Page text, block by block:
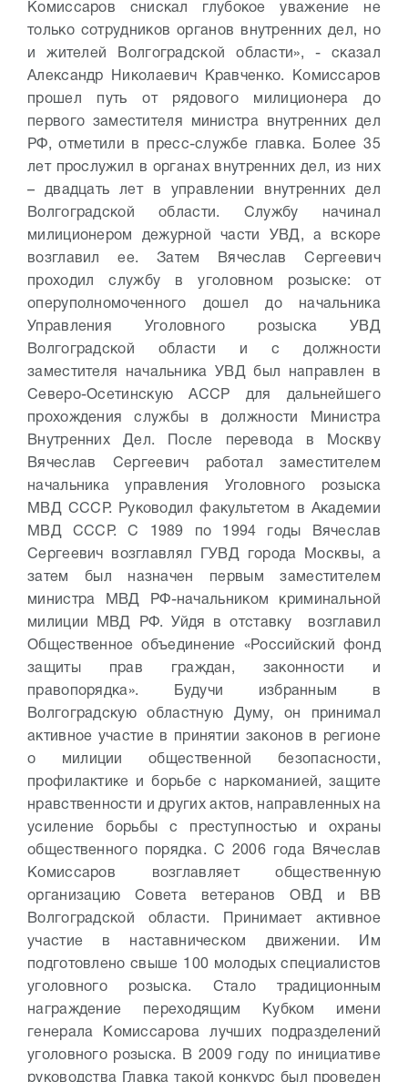
Комиссаров снискал глубокое уважение не
только сотрудников органов внутренних дел, но
и жителей Волгоградской области», - сказал
Александр Николаевич Кравченко.
Комиссаров
прошел путь от рядового милиционера до
первого заместителя министра внутренних дел
РФ, отметили в пресс-службе главка. Более 35
лет прослужил в органах внутренних дел, из них
– двадцать лет в управлении внутренних дел
Волгоградской области. Службу начинал
милиционером дежурной части УВД, а вскоре
возглавил ее. Затем Вячеслав Сергеевич
проходил службу в уголовном розыске: от
оперуполномоченного дошел до начальника
Управления Уголовного розыска УВД
Волгоградской области и с должности
заместителя начальника УВД был направлен в
Северо-Осетинскую АССР для дальнейшего
прохождения службы в должности Министра
Внутренних Дел. После перевода в Москву
Вячеслав Сергеевич работал заместителем
начальника управления Уголовного розыска
МВД СССР. Руководил факультетом в Академии
МВД СССР. С 1989 по 1994 годы Вячеслав
Сергеевич возглавлял ГУВД города Москвы, а
затем был назначен первым заместителем
министра МВД РФ-начальником криминальной
милиции МВД РФ. Уйдя в отставку возглавил
Общественное объединение «Российский фонд
защиты прав граждан, законности и
правопорядка». Будучи избранным в
Волгоградскую областную Думу, он принимал
активное участие в принятии законов в регионе
о милиции общественной безопасности,
профилактике и борьбе с наркоманией, защите
нравственности и других актов, направленных на
усиление борьбы с преступностью и охраны
общественного порядка. С 2006 года Вячеслав
Комиссаров возглавляет общественную
организацию Совета ветеранов ОВД и ВВ
Волгоградской области. Принимает активное
участие в наставническом движении. Им
подготовлено свыше 100 молодых специалистов
уголовного розыска. Стало традиционным
награждение переходящим Кубком имени
генерала Комиссарова лучших подразделений
уголовного розыска. В 2009 году по инициативе
руководства Главка такой конкурс был проведен